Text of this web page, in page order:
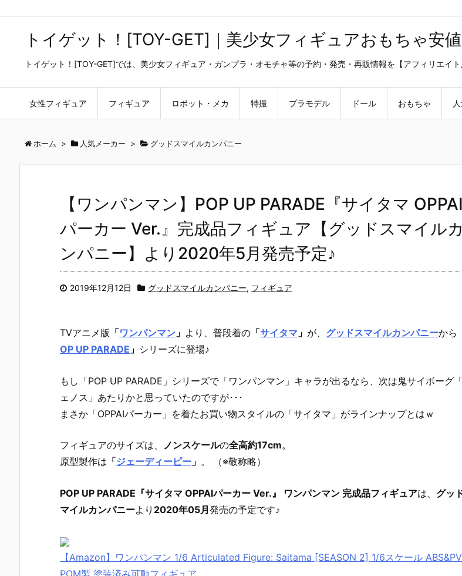
トイゲット！[TOY-GET]｜美少女フィギュアおもちゃ安
トイゲット！[TOY-GET]では、美少女フィギュア・ガンプラ・オモチャ等の予約・発売・再販情報を【アフィリエイ
女性フィギュア フィギュア ロボット・メカ 特撮 プラモデル ドール おもちゃ
ホーム > 人気メーカー > グッドスマイルカンパニー
【ワンパンマン】POP UP PARADE『サイタマ OPPAI
パーカー Ver.』完成品フィギュア【グッドスマイルカ
ンパニー】より2020年5月発売予定♪
2019年12月12日 グッドスマイルカンパニー, フィギュア
TVアニメ版 「ワンパンマン 」 より、 普段着の 「サイタマ 」 が、 グッドスマイルカンパニーから
OP UP PARADE 」 シリーズに登場♪
もし「POP UP PARADE」シリーズで「ワンパンマン」キャラが出るなら、次は鬼サイボーグ
ェノス」あたりかと思っていたのですが･･･
まさか「OPPAIパーカー」を着たお買い物スタイルの「サイタマ」がラインナップとはｗ
フィギュアのサイズは、 ノンスケールの全高約17cm。
原型製作は 「ジェーディーピー 」 。 （※敬称略）
POP UP PARADE『サイタマ OPPAIパーカー Ver.』 ワンパンマン 完成品フィギュアは、 グッ
マイルカンパニーより 2020年05月発売の予定です♪
【Amazon】ワンパンマン 1/6 Articulated Figure: Saitama [SEASON 2] 1/6スケール